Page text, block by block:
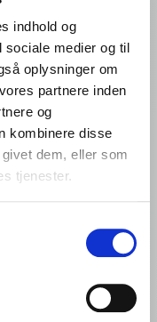
indhold og
sociale medier og til
oplysninger om
partnere inden
og
kombinere disse
dem, eller som
tjenester.